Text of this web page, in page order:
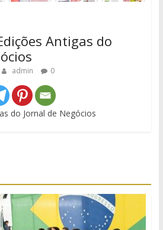
Antigas do
admin 0
do Jornal de Negócios